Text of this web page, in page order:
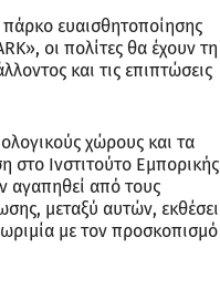
πάρκο ευαισθητοποίησης
οι πολίτες θα έχουν τη
και τις επιπτώσεις
χώρους και τα
στο Ινστιτούτο Εμπορικής
αγαπηθεί από τους
μεταξύ αυτών,
με τον προσκοπισμό